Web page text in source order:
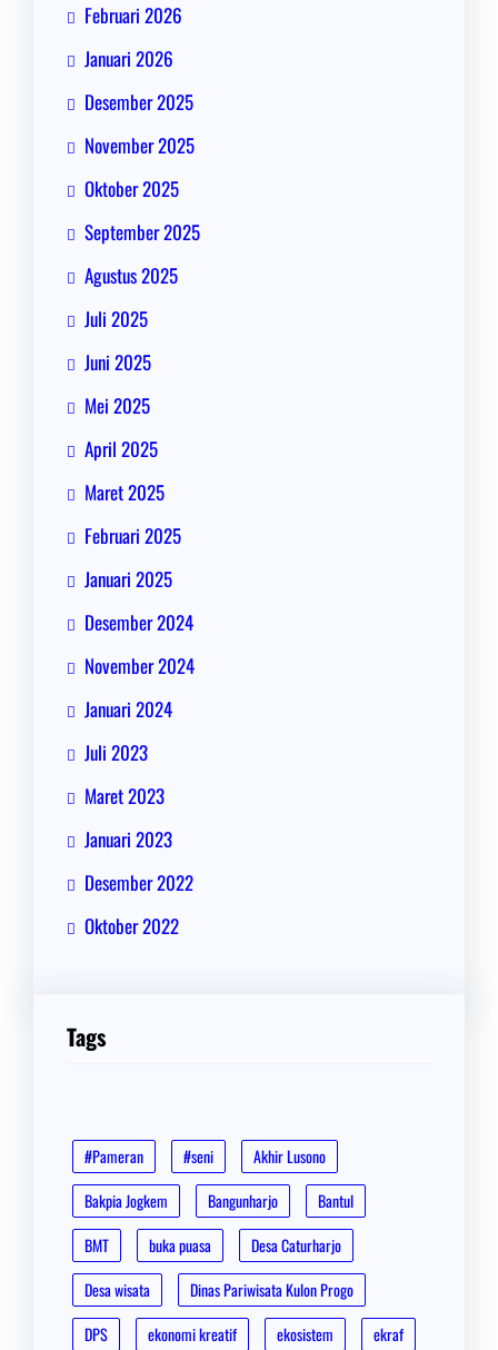
Februari 2026
Januari 2026
Desember 2025
November 2025
Oktober 2025
September 2025
Agustus 2025
Juli 2025
Juni 2025
Mei 2025
April 2025
Maret 2025
Februari 2025
Januari 2025
Desember 2024
November 2024
Januari 2024
Juli 2023
Maret 2023
Januari 2023
Desember 2022
Oktober 2022
Tags
#Pameran #seni
Akhir Lusono
Bakpia Jogkem
Bangunharjo
Bantul
BMT
buka puasa
Desa Caturharjo
Desa wisata
Dinas Pariwisata Kulon Progo
DPS
ekonomi kreatif ekosistem
ekraf